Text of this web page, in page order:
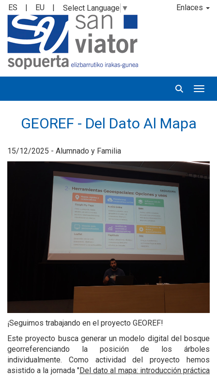
Enlaces
ES | EU | Select Language ▼
GEOREF - Del Dato Al Mapa
15/12/2025 - Alumnado y Familia
¡Seguimos trabajando en el proyecto GEOREF!
Este proyecto busca generar un modelo digital del bosque
georreferenciando la posición de los árboles
individualmente. Como actividad del proyecto hemos
asistido a la jornada "Del dato al mapa: introducción práctica